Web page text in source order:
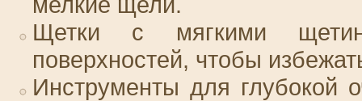
Щетки с мягкими
поверхностей, чтобы
Инструменты для глубокой